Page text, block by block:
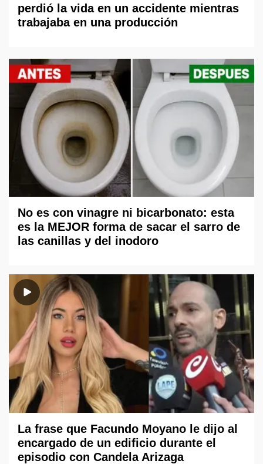
perdió la vida en un accidente mientras
trabajaba en una producción
No es con vinagre ni bicarbonato: esta
es la MEJOR forma de sacar el sarro de
las canillas y del inodoro
La frase que Facundo Moyano le dijo al
encargado de un edificio durante el
episodio con Candela Arizaga